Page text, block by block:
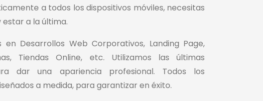
a todos los dispositivos móviles, necesitas
a la última.
en Desarrollos Web Corporativos, Landing Page,
Tiendas Online, etc. Utilizamos las últimas
dar una apariencia profesional. Todos los
a medida, para garantizar en éxito.